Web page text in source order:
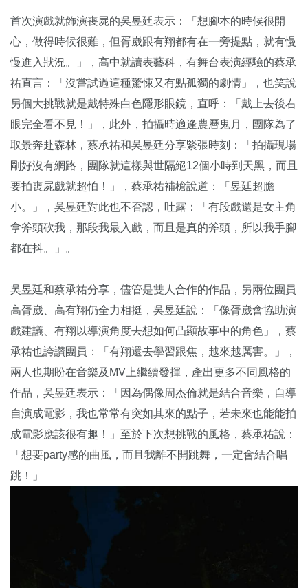
首次演戲就飾演喪屍的吳昱廷表示：「想腳本的時候很開
心，做得時候很難，但胥崴跟有翔都有在一旁提點，就有慢
慢進入狀況。」，高中就讀表藝科，有舞台表演經驗的蔡承
祐直言：「沒嘗試過這種驚悚又有點孤獨的劇情」，也笑說
另個大挑戰就是戴特殊白色隱形眼鏡，直呼：「戴上去後右
眼完全看不見！」，此外，拍攝時適逢農曆鬼月，團隊為了
取景奔赴森林，蔡承祐和吳昱廷分享緊張時刻：「拍攝現場
剛好沒有網路，團隊就這樣與世隔絕12個小時到天黑，而且
要拍喪屍戲就超怕！」，蔡承祐補槍說道：「昱廷超膽
小。」，吳昱廷對此也不否認，吐露：「有段戲還是女主角
拿斧頭砍我，那段我最入戲，而且是真的斧頭，所以我手腳
都在抖。」。
吳昱廷和蔡承祐分享，儘管是雙人合作的作品，另兩位團員
高胥崴、高有翔仍全力相挺，吳昱廷說：「像胥崴會協助演
戲建議、有翔以導演角度去想如何凸顯故事中的角色」，蔡
承祐也誇讚團員：「有翔還去學習跟焦，越來越厲害。」，
兩人也期盼在音樂及MV上繼續發揮，產出更多不同風格的
作品，吳昱廷表示：「因為偶像周杰倫就是結合音樂，自導
自演成電影，我也常常有突如其來的點子，若未來也能能拍
成電影應該很有趣！」至於下次想挑戰的風格，蔡承祐說：
「想要party感的曲風，而且我離不開跳舞，一定會結合唱
跳！」